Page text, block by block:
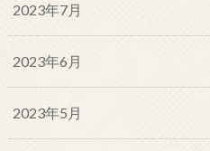
2023年7月
2023年6月
2023年5月